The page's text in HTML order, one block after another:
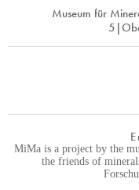
Museum für
MiMa is a project by the
the friends of